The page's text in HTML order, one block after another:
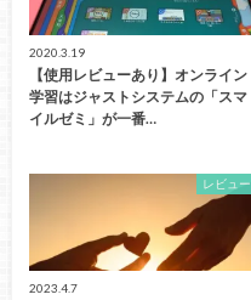
2020.3.19
【使用レビューあり】オンライン
学習はジャストシステムの「スマ
イルゼミ」が一番…
レビュー
2023.4.7